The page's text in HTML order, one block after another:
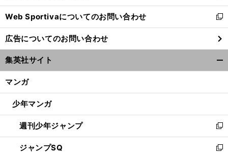
開
く
Web Sportivaについてのお問い合わせ
新
し
い
ウ
ィ
ン
ウ
開
く
広告についてのお問い合わせ
集英社サイト
マンガ
少年マンガ
週刊少年ジャンプ
新
し
い
ジャンプSQ
新